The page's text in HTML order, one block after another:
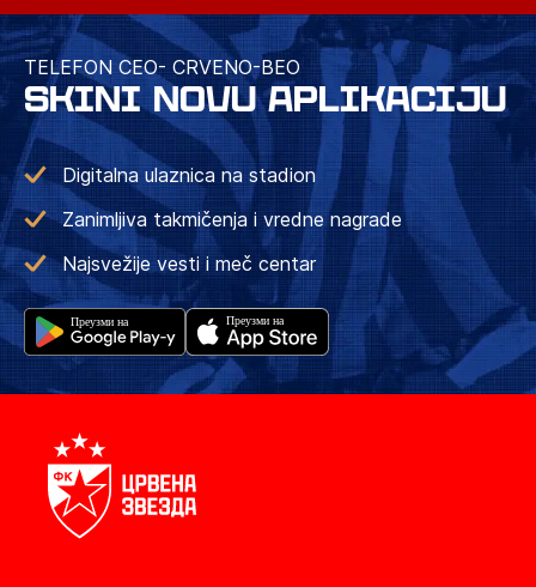
TELEFON CEO- CRVENO-BEO
SKINI NOVU APLIKACIJU
Digitalna ulaznica na stadion
Zanimljiva takmičenja i vredne nagrade
Najsvežije vesti i meč centar